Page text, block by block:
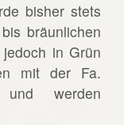
bisher stets
bräunlichen
in Grün
mit der Fa.
und werden